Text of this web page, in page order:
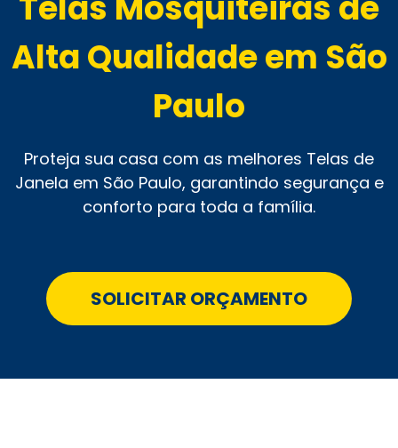
Alta Qualidade em São
Paulo
Proteja sua casa com as melhores Telas de
Janela em São Paulo, garantindo segurança e
conforto para toda a família.
SOLICITAR ORÇAMENTO